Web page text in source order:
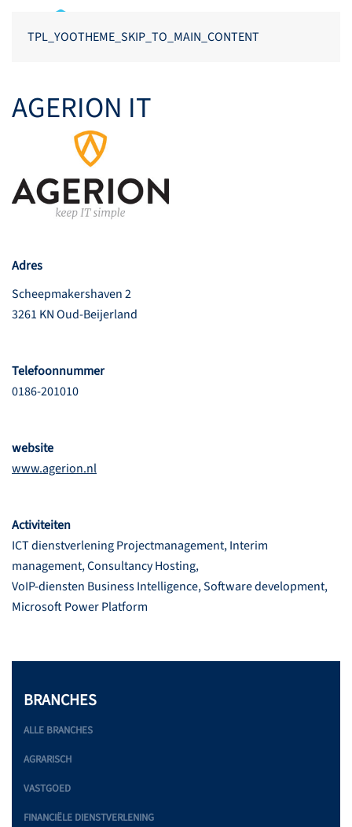
TPL_YOOTHEME_SKIP_TO_MAIN_CONTENT
AGERION IT
Adres
Scheepmakershaven 2
3261 KN Oud-Beijerland
Telefoonnummer
0186-201010
website
www.agerion.nl
Activiteiten
ICT dienstverlening Projectmanagement, Interim
management, Consultancy Hosting,
VoIP-diensten Business Intelligence, Software development,
Microsoft Power Platform
BRANCHES
ALLE BRANCHES
AGRARISCH
VASTGOED
FINANCIËLE DIENSTVERLENING